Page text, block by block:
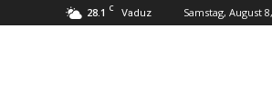
28.1 C Vaduz Samstag, August